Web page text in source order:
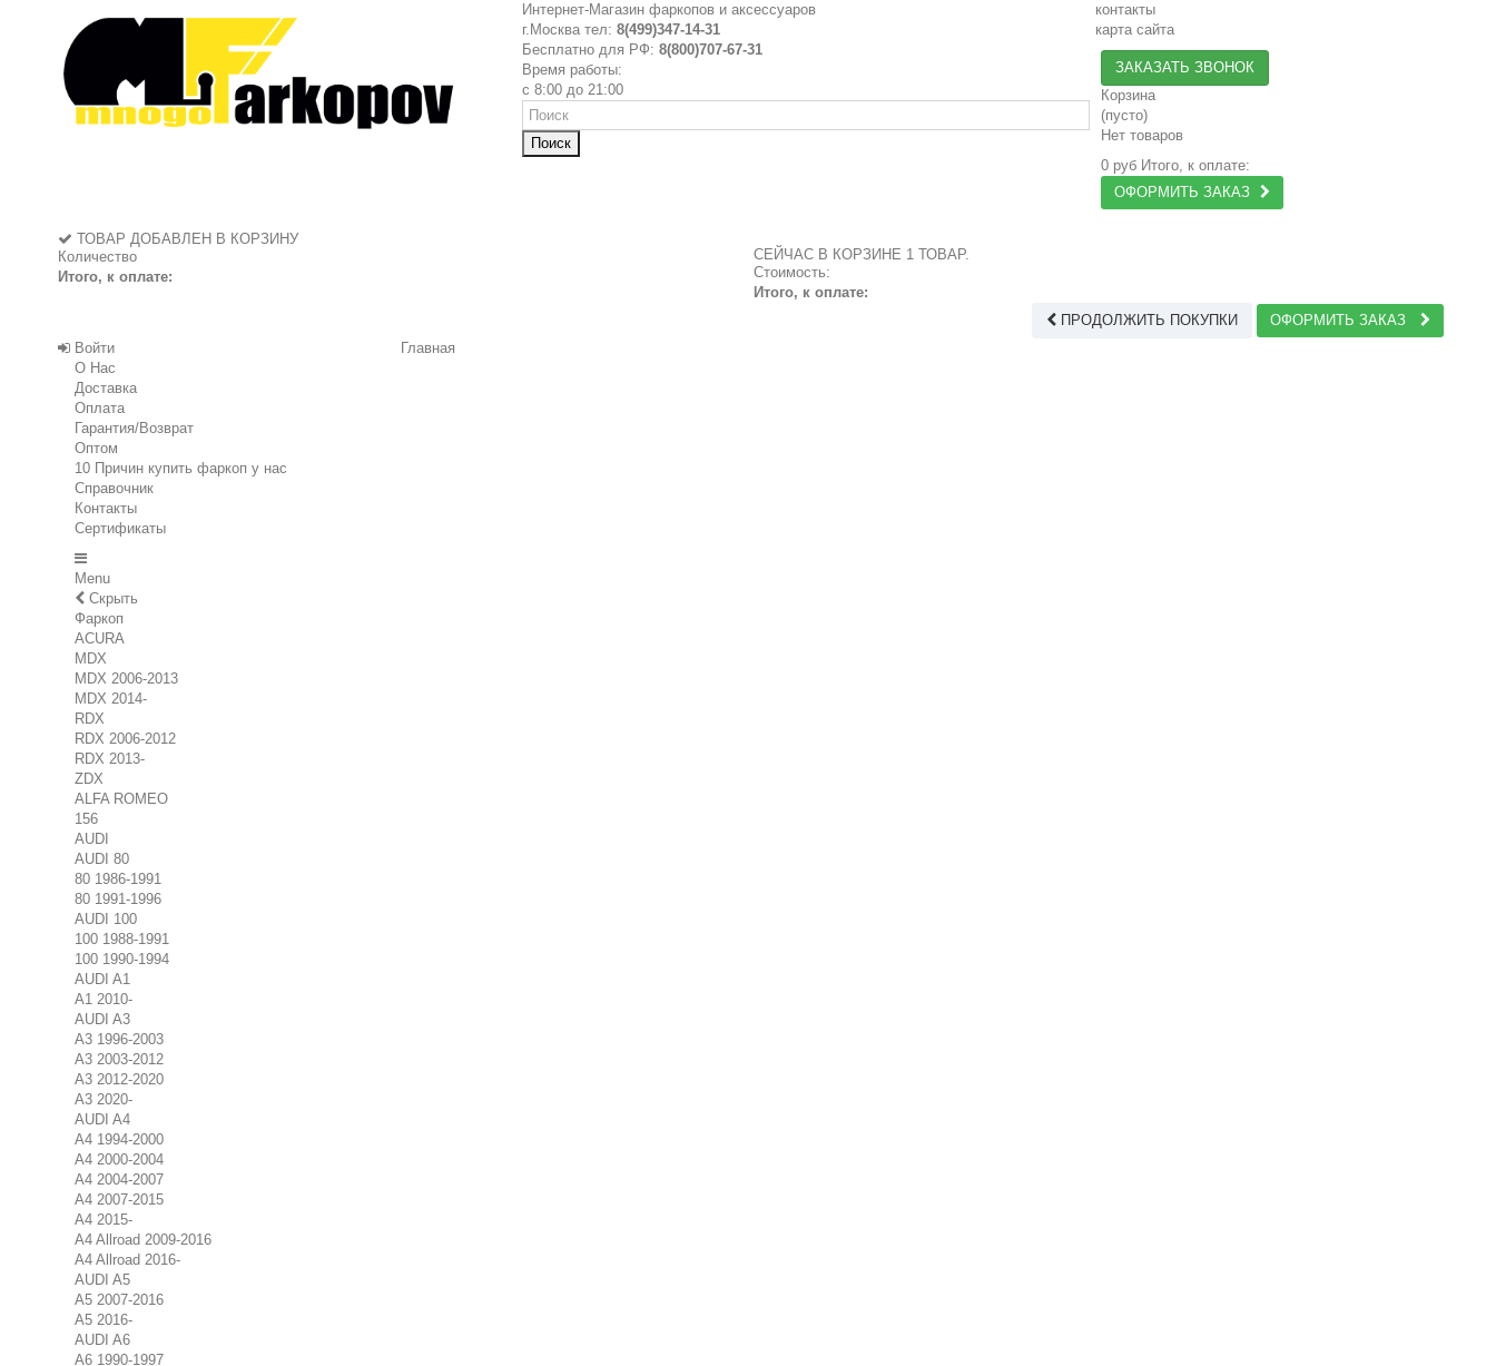
Интернет-Магазин фаркопов и аксессуаров
г.Москва тел: 8(499)347-14-31
Бесплатно для РФ: 8(800)707-67-31
Время работы:
с 8:00 до 21:00
Поиск
контакты
карта сайта
ЗАКАЗАТЬ ЗВОНОК
Корзина
(пусто)
Нет товаров
0 руб Итого, к оплате:
ОФОРМИТЬ ЗАКАЗ
ТОВАР ДОБАВЛЕН В КОРЗИНУ
Количество
Итого, к оплате:
СЕЙЧАС В КОРЗИНЕ 1 ТОВАР.
Стоимость:
Итого, к оплате:
ПРОДОЛЖИТЬ ПОКУПКИ
ОФОРМИТЬ ЗАКАЗ
Войти
Главная
О Нас
Доставка
Оплата
Гарантия/Возврат
Оптом
10 Причин купить фаркоп у нас
Справочник
Контакты
Сертификаты
Menu
Скрыть
Фаркоп
ACURA
MDX
MDX 2006-2013
MDX 2014-
RDX
RDX 2006-2012
RDX 2013-
ZDX
ALFA ROMEO
156
AUDI
AUDI 80
80 1986-1991
80 1991-1996
AUDI 100
100 1988-1991
100 1990-1994
AUDI A1
A1 2010-
AUDI A3
A3 1996-2003
A3 2003-2012
A3 2012-2020
A3 2020-
AUDI A4
A4 1994-2000
A4 2000-2004
A4 2004-2007
A4 2007-2015
A4 2015-
A4 Allroad 2009-2016
A4 Allroad 2016-
AUDI A5
A5 2007-2016
A5 2016-
AUDI A6
A6 1990-1997